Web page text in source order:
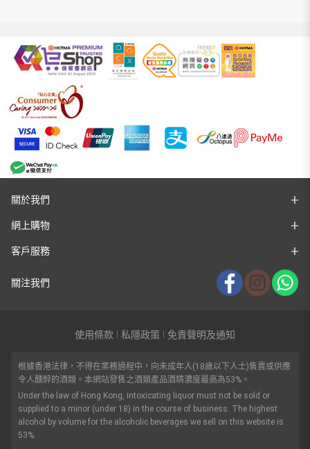
關於我們
網上購物
客戶服務
關注我們
使用條款 私隱政策 免責聲明及通知
根據香港法律，不得在業務過程中，向未成年人(18歲以下人士)售賣或供應
令人醺醉的酒類。本網站發售之酒類產品酒精濃度最高為53%。
Under the law of Hong Kong, intoxicating liquor must not be sold or
supplied to a minor (under 18) in the course of business. The highest
alcohol by volume for the alcoholic beverages we sell on this website is
53%.